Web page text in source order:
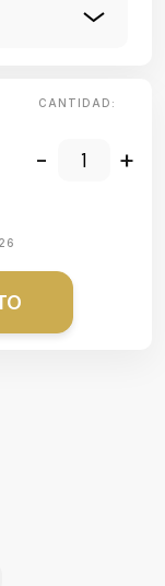
CANTIDAD:
- +